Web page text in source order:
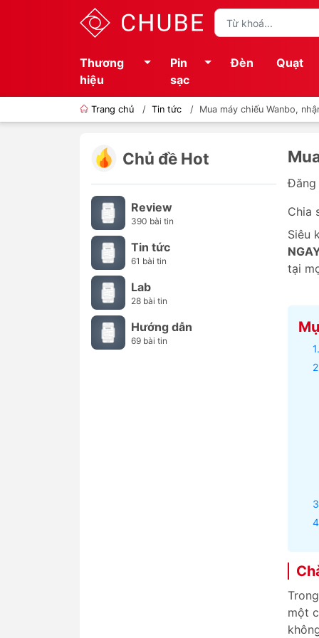
Thương
hiệu
Pin
sạc
Đèn Quạt
Trang chủ / Tin tức / Mua máy chiếu Wanbo,
Chia
Siêu
tại
một
Chủ đề Hot
Review
390 bài tin
Tin tức
61 bài tin
Lab
28 bài tin
Hướng dẫn
69 bài tin